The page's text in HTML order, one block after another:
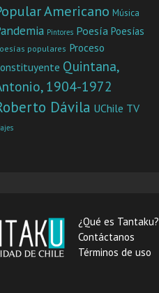
Americano Música
Pintores Poesía Poesías
populares Proceso
Quintana,
1904-1972
Dávila UChile TV
¿Qué es Tantaku?
Contáctanos
Términos de uso